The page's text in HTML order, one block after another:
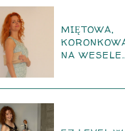
MIĘTOWA,
NA